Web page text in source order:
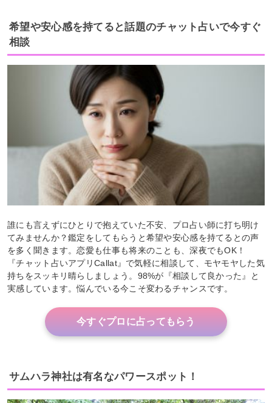
希望や安心感を持てると話題のチャット占いで今すぐ
相談
誰にも言えずにひとりで抱えていた不安、プロ占い師に打ち明け
てみませんか？鑑定をしてもらうと希望や安心感を持てるとの声
を多く聞きます。恋愛も仕事も将来のことも、深夜でもOK！
『チャット占いアプリCallat』で気軽に相談して、モヤモヤした気
持ちをスッキリ晴らしましょう。98%が『相談して良かった』と
実感しています。悩んでいる今こそ変わるチャンスです。
今すぐプロに占ってもらう
サムハラ神社は有名なパワースポット！